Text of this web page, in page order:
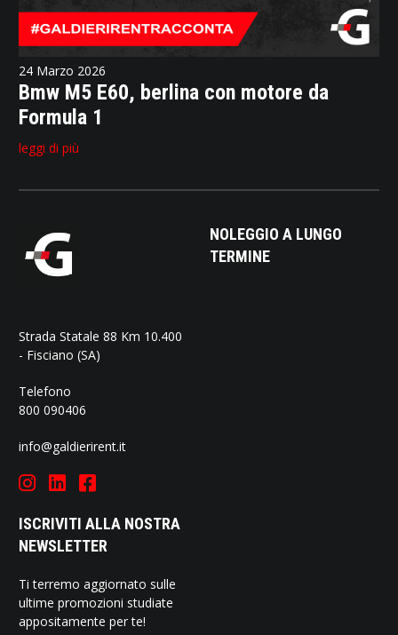
24 Marzo 2026
Bmw M5 E60, berlina con motore da
Formula 1
leggi di più
Strada Statale 88 Km 10.400
- Fisciano (SA)
Telefono
800 090406
info@galdierirent.it
ISCRIVITI ALLA NOSTRA
NEWSLETTER
Ti terremo aggiornato sulle
ultime promozioni studiate
appositamente per te!
NOLEGGIO A LUNGO
TERMINE